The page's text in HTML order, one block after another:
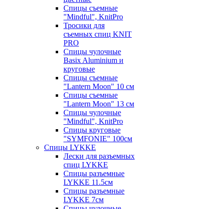
Спицы съемные
"Mindful", KnitPro
Тросики для
съемных спиц KNIT
PRO
Спицы чулочные
Basix Aluminium и
круговые
Спицы съемные
"Lantern Moon" 10 см
Спицы съемные
"Lantern Moon" 13 см
Спицы чулочные
"Mindful", KnitPro
Спицы круговые
"SYMFONIE" 100см
Спицы LYKKE
Лески для разъемных
спиц LYKKE
Спицы разъемные
LYKKE 11.5см
Спицы разъемные
LYKKE 7см